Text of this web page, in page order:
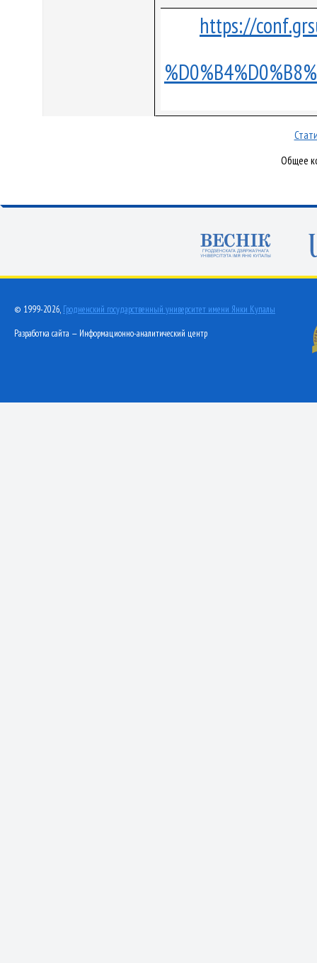
https://
Общее
© 1999-2026, Гродненский государственный университет имени Янки Купалы
Разработка сайта — Информационно-аналитический центр